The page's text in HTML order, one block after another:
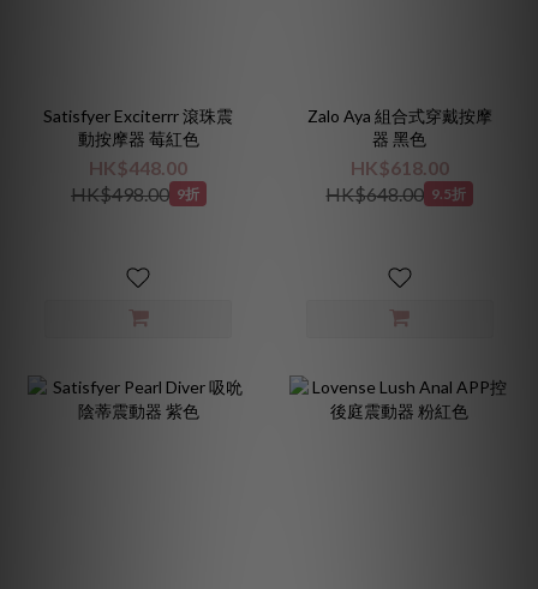
Satisfyer Exciterrr 滾珠震
動按摩器 莓紅色
HK$448.00
HK$498.00 9折
Zalo Aya 組合式穿戴按摩
器 黑色
HK$618.00
HK$648.00 9.5折